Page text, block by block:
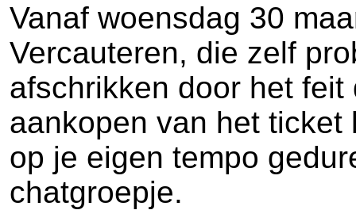
Vanaf woensdag 30
Vercauteren, die zelf
afschrikken door het
aankopen van het
op je eigen tempo
chatgroepje.